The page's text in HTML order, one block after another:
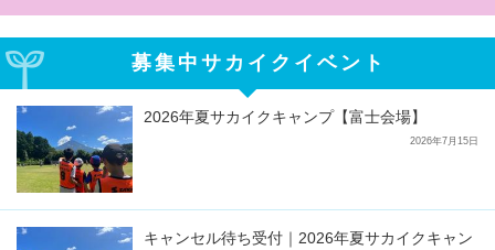
募集中サカイクイベント
2026年夏サカイクキャンプ【富士会場】
2026年7月15日
キャンセル待ち受付｜2026年夏サカイクキャン